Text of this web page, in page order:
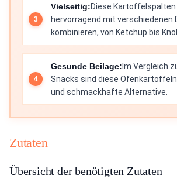
Vielseitig:Diese
hervorragend mit verschiedenen
kombinieren, von Ketchup bis
Gesunde Beilage: Im Vergleich
Snacks sind diese
und schmackhafte Alternative.
Zutaten
Übersicht der benötigten Zutaten